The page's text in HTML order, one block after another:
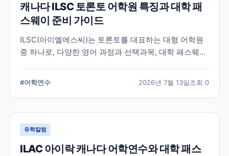
캐나다 ILSC 토론토 어학원 특징과 대학 패
스웨이 준비 가이드
ILSC(아이엘에스씨)는 토론토를 대표하는 대형 어학원
중 하나로, 다양한 영어 과정과 선택과목, 대학 패스웨이
해야 할 주요 특징과 준비 사항을 정리했습니다.
#어학연수 2026년 7월 13일조회 0
유학칼럼
ILAC 아이락 캐나다 어학연수와 대학 패스